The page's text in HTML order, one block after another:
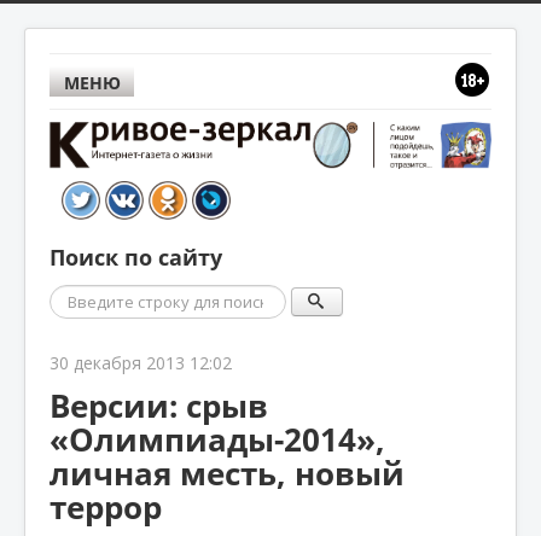
МЕНЮ
Поиск по сайту
Поиск
30 декабря 2013 12:02
Версии: срыв
«Олимпиады-2014»,
личная месть, новый
террор